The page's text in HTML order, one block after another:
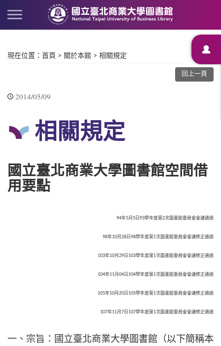
現在位置 ： 首頁 > 關於本館 > 相關規定
回上一頁
2014/05/09
相關規定
國立臺北商業大學圖書館空間借
用要點
94年5月5日93學年度第2次圖書館委員會會議通過
98年10月28日98學年度第1次圖書館委員會會議修正通過
103年10月29日103學年度第1次圖書館委員會會議修正通過
104年11月04日104學年度第1次圖書館委員會會議修正通過
105年10月20日105學年度第1次圖書館委員會會議修正通過
107年11月7日107學年度第1次圖書館委員會會議修正通過
一、宗旨：國立臺北商業大學圖書館（以下簡稱本